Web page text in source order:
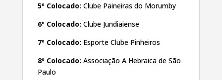
5º Colocado: Clube Paineiras do Morumby
6º Colocado: Clube Jundiaiense
7º Colocado: Esporte Clube Pinheiros
8º Colocado: Associação A Hebraica de São
Paulo